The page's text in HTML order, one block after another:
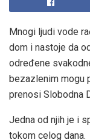
Mnogi ljudi vode
dom i nastoje da
određene
bezazlenim mogu
prenosi Slobodna
Jedna od njih je i
tokom celog dana.